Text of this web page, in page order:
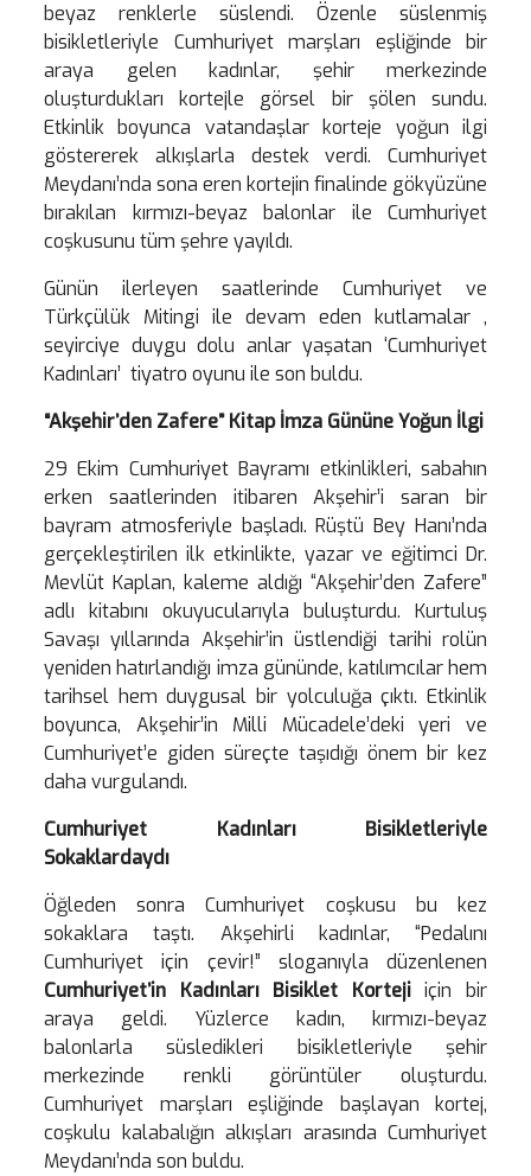
beyaz renklerle süslendi. Özenle süslenmiş
bisikletleriyle Cumhuriyet marşları eşliğinde bir
araya gelen kadınlar, şehir merkezinde
oluşturdukları kortejle görsel bir şölen sundu.
Etkinlik boyunca vatandaşlar korteje yoğun ilgi
göstererek alkışlarla destek verdi. Cumhuriyet
Meydanı’nda sona eren kortejin finalinde gökyüzüne
bırakılan kırmızı-beyaz balonlar ile Cumhuriyet
coşkusunu tüm şehre yayıldı.
Günün ilerleyen saatlerinde Cumhuriyet ve
Türkçülük Mitingi ile devam eden kutlamalar ,
seyirciye duygu dolu anlar yaşatan ‘Cumhuriyet
Kadınları’ tiyatro oyunu ile son buldu.
“Akşehir’den Zafere” Kitap İmza Gününe Yoğun İlgi
29 Ekim Cumhuriyet Bayramı etkinlikleri, sabahın
erken saatlerinden itibaren Akşehir’i saran bir
bayram atmosferiyle başladı. Rüştü Bey Hanı’nda
gerçekleştirilen ilk etkinlikte, yazar ve eğitimci Dr.
Mevlüt Kaplan, kaleme aldığı “Akşehir’den Zafere”
adlı kitabını okuyucularıyla buluşturdu. Kurtuluş
Savaşı yıllarında Akşehir’in üstlendiği tarihi rolün
yeniden hatırlandığı imza gününde, katılımcılar hem
tarihsel hem duygusal bir yolculuğa çıktı. Etkinlik
boyunca, Akşehir’in Milli Mücadele’deki yeri ve
Cumhuriyet’e giden süreçte taşıdığı önem bir kez
daha vurgulandı.
Cumhuriyet Kadınları Bisikletleriyle
Sokaklardaydı
Öğleden sonra Cumhuriyet coşkusu bu kez
sokaklara taştı. Akşehirli kadınlar, “Pedalını
Cumhuriyet için çevir!” sloganıyla düzenlenen
Cumhuriyet’in Kadınları Bisiklet Kortejiiçin bir
araya geldi. Yüzlerce kadın, kırmızı-beyaz
balonlarla süsledikleri bisikletleriyle şehir
merkezinde renkli görüntüler oluşturdu.
Cumhuriyet marşları eşliğinde başlayan kortej,
coşkulu kalabalığın alkışları arasında Cumhuriyet
Meydanı’nda son buldu.